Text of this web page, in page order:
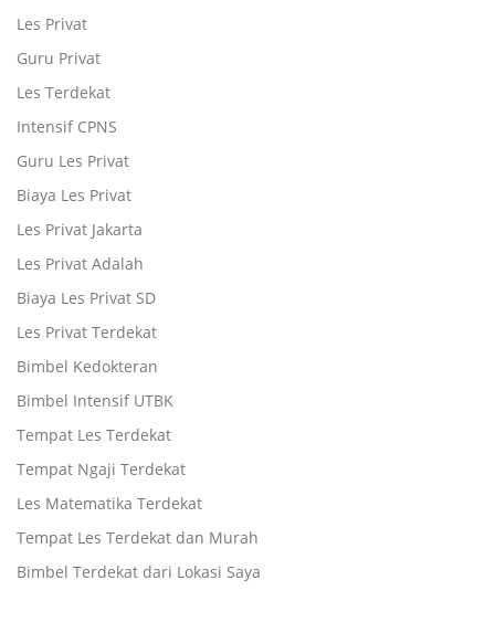
Les Privat
Guru Privat
Les Terdekat
Intensif CPNS
Guru Les Privat
Biaya Les Privat
Les Privat Jakarta
Les Privat Adalah
Biaya Les Privat SD
Les Privat Terdekat
Bimbel Kedokteran
Bimbel Intensif UTBK
Tempat Les Terdekat
Tempat Ngaji Terdekat
Les Matematika Terdekat
Tempat Les Terdekat dan Murah
Bimbel Terdekat dari Lokasi Saya